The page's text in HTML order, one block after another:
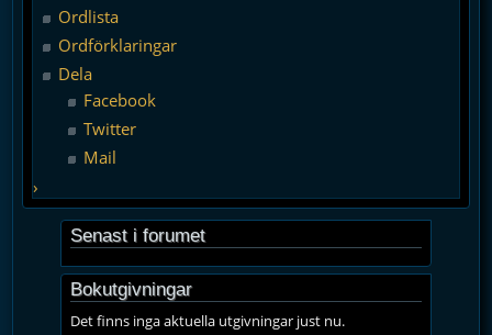
Ordlista
Ordförklaringar
Dela
Facebook
Twitter
Mail
›
Senast i forumet
Bokutgivningar
Det finns inga aktuella utgivningar just nu.